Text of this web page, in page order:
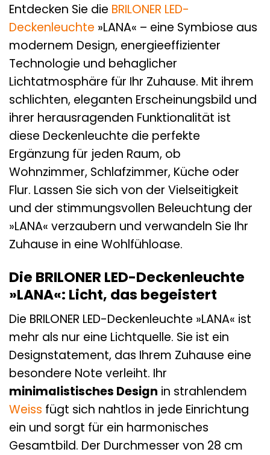
Entdecken Sie die BRILONER LED-
Deckenleuchte »LANA« – eine Symbiose aus
modernem Design, energieeffizienter
Technologie und behaglicher
Lichtatmosphäre für Ihr Zuhause. Mit ihrem
schlichten, eleganten Erscheinungsbild und
ihrer herausragenden Funktionalität ist
diese Deckenleuchte die perfekte
Ergänzung für jeden Raum, ob
Wohnzimmer, Schlafzimmer, Küche oder
Flur. Lassen Sie sich von der Vielseitigkeit
und der stimmungsvollen Beleuchtung der
»LANA« verzaubern und verwandeln Sie Ihr
Zuhause in eine Wohlfühloase.
Die BRILONER LED-Deckenleuchte
»LANA«: Licht, das begeistert
Die BRILONER LED-Deckenleuchte »LANA« ist
mehr als nur eine Lichtquelle. Sie ist ein
Designstatement, das Ihrem Zuhause eine
besondere Note verleiht. Ihr
minimalistisches Design in strahlendem
Weiss fügt sich nahtlos in jede Einrichtung
ein und sorgt für ein harmonisches
Gesamtbild. Der Durchmesser von 28 cm